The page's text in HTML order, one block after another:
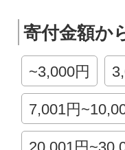
寄付金額か
~3,000円
7,001円